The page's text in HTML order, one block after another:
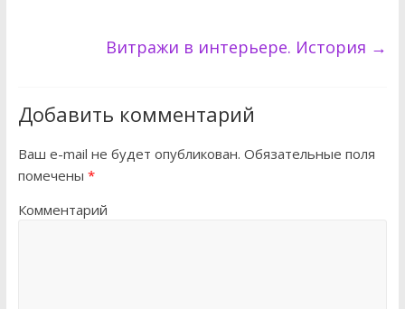
Витражи в интерьере. История →
Добавить комментарий
Ваш e-mail не будет опубликован. Обязательные поля
помечены *
Комментарий